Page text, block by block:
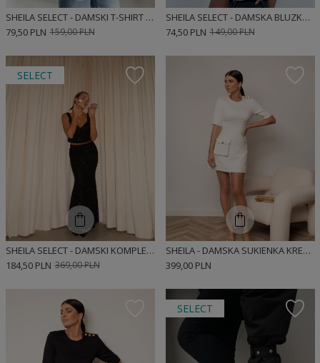
SHEILA SELECT - DAMSKI T-SHIRT FIOLETOWY 'ALGERIA PURPLE'
159,00 PLN
79,50 PLN
SHEILA SELECT - DAMSKA BLUZKA SZARA 'MARLEY GRAY'
149,00 PLN
74,50 PLN
SELECT
SHEILA SELECT - DAMSKI KOMPLET CEKINOWY CZARNY ZE SPÓDNICĄ MAXI 'DEMET'
369,00 PLN
184,50 PLN
SHEILA - DAMSKA SUKIENKA KREMOWA Z KIESZENIĄ I ZŁOTYMI GUZIKAMI MINI 'LAURE'
399,00 PLN
SELECT